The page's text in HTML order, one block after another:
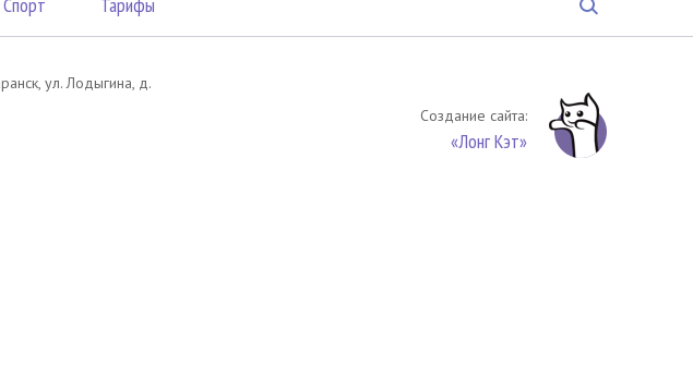
ул. Лодыгина, д.
Создание сайта:
«Лонг Кэт»